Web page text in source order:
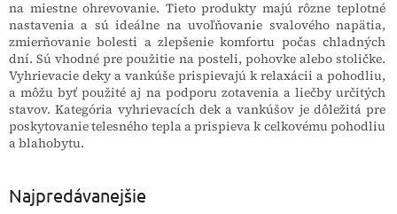
na miestne ohrevovanie. Tieto produkty majú rôzne teplotné
nastavenia a sú ideálne na uvoľňovanie svalového napätia,
zmierňovanie bolesti a zlepšenie komfortu počas chladných
dní. Sú vhodné pre použitie na posteli, pohovke alebo stoličke.
Vyhrievacie deky a vankúše prispievajú k relaxácii a pohodliu,
a môžu byť použité aj na podporu zotavenia a liečby určitých
stavov. Kategória vyhrievacích dek a vankúšov je dôležitá pre
poskytovanie telesného tepla a prispieva k celkovému pohodliu
a blahobytu.
Najpredávanejšie